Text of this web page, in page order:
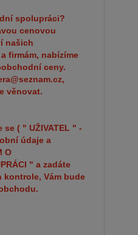
spolupráci?
cenovou
našich
firmám, nabízíme
ceny.
věnovat.
( " UŽIVATEL " -
údaje a
O
" a zadáte
kontrole, Vám bude